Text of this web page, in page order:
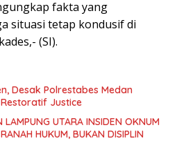
fakta yang
situasi tetap kondusif di
(SI).
Desak Polrestabes Medan
Justice
LAMPUNG UTARA INSIDEN OKNUM
HUKUM, BUKAN DISIPLIN